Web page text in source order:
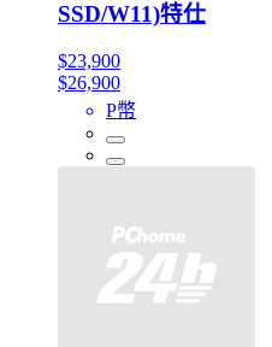
SSD/W11)特仕
$23,900
$26,900
P幣